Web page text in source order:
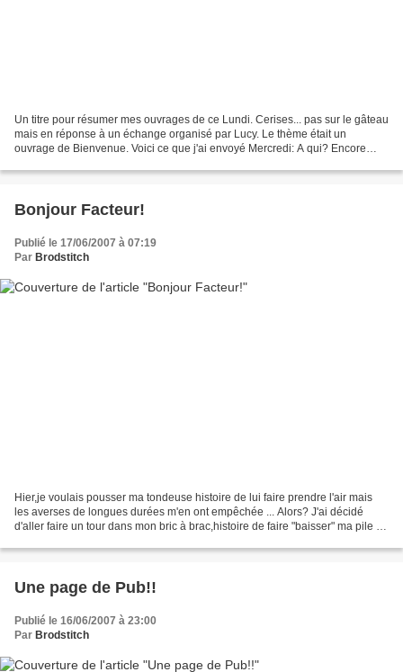
Un titre pour résumer mes ouvrages de ce Lundi. Cerises... pas sur le gâteau
mais en réponse à un échange organisé par Lucy. Le thème était un
ouvrage de Bienvenue. Voici ce que j'ai envoyé Mercredi: A qui? Encore
Bonjour Facteur!
Publié le 17/06/2007 à 07:19
Par Brodstitch
Hier,je voulais pousser ma tondeuse histoire de lui faire prendre l'air mais
les averses de longues durées m'en ont empêchée ... Alors? J'ai décidé
d'aller faire un tour dans mon bric à brac,histoire de faire "baisser" ma pile de
Une page de Pub!!
Publié le 16/06/2007 à 23:00
Par Brodstitch